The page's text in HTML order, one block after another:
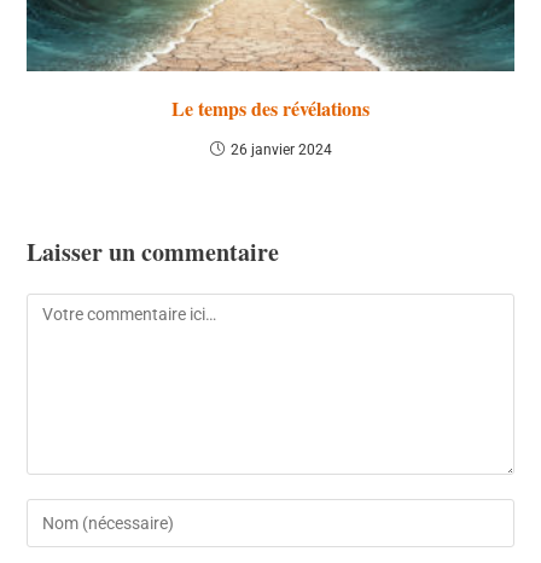
Le temps des révélations
26 janvier 2024
Laisser un commentaire